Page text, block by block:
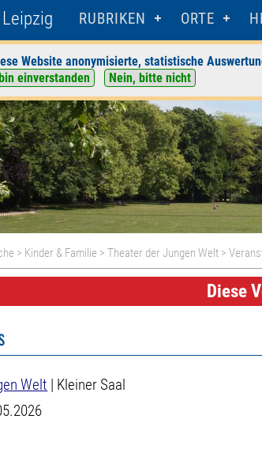
RUBRIKEN ORTE
Website anonymisierte, statistische
einverstanden Nein, bitte nicht
> Kinder & Familie >Theater der Jungen Welt >
Diese
Welt | Kleiner Saal